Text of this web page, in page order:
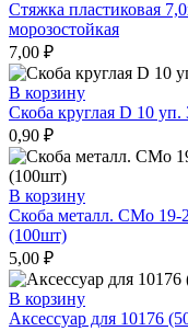
Стяжка пластиковая
морозостойкая
7,00 ₽
В корзину
Скоба круглая D 10 уп.
0,90 ₽
В корзину
Скоба металл. СМо 19-
(100шт)
5,00 ₽
В корзину
Аксессуар для 10176